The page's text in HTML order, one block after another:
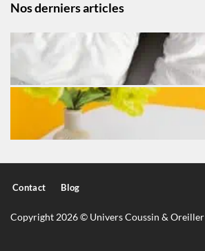
Nos derniers articles
Contact Blog
Copyright 2026 © Univers Coussin & Oreiller